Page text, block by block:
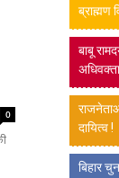
0
ब्राह्मण
बाबू
दायित्व !
बिहार